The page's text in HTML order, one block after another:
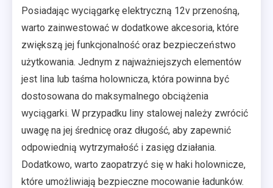
Posiadając wyciągarkę elektryczną 12v przenośną,
warto zainwestować w dodatkowe akcesoria, które
zwiększą jej funkcjonalność oraz bezpieczeństwo
użytkowania. Jednym z najważniejszych elementów
jest lina lub taśma holownicza, która powinna być
dostosowana do maksymalnego obciążenia
wyciągarki. W przypadku liny stalowej należy zwrócić
uwagę na jej średnicę oraz długość, aby zapewnić
odpowiednią wytrzymałość i zasięg działania.
Dodatkowo, warto zaopatrzyć się w haki holownicze,
które umożliwiają bezpieczne mocowanie ładunków.